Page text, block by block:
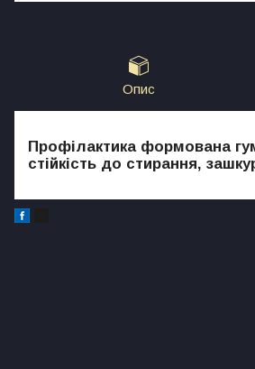
Опис
Профілактика формована
стійкість до стирання,